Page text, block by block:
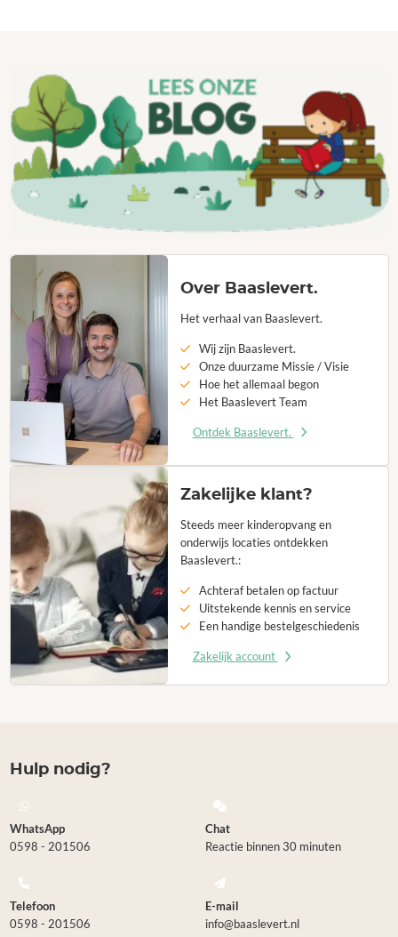
Over Baaslevert.
Het verhaal van Baaslevert.
Wij zijn Baaslevert.
Onze duurzame Missie / Visie
Hoe het allemaal begon
Het Baaslevert Team
Ontdek Baaslevert.
Zakelijke klant?
Steeds meer kinderopvang en
onderwijs locaties ontdekken
Baaslevert.:
Achteraf betalen op factuur
Uitstekende kennis en service
Een handige bestelgeschiedenis
Zakelijk account
Hulp nodig?
WhatsApp
0598 - 201506
Chat
Reactie binnen 30 minuten
Telefoon
0598 - 201506
E-mail
info@baaslevert.nl